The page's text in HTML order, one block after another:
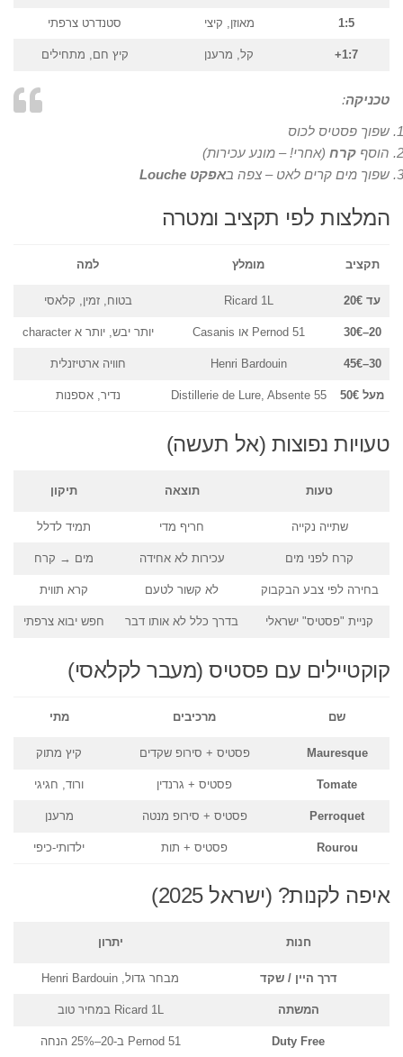
1:5 מאוזן, קיצי סטנדרט צרפתי
1:7+ קל, מרענן קיץ חם, מתחילים
טכניקה:
שפוך פסטיס לכוס
הוסף קרח (אחרי! – מונע עכירות)
שפוך מים קרים לאט – צפה באפקט Louche
המלצות לפי תקציב ומטרה
תקציב מומלץ למה
עד 20€ Ricard 1L בטוח, זמין, קלאסי
20–30€ Pernod 51 או Casanis יותר יבש, יותר א character
30–45€
Henri Bardouin חוויה ארטיזנלית
מעל 50€ Distillerie de Lure, Absente 55 נדיר, אספנות
טעויות נפוצות (אל תעשה)
טעות תוצאה תיקון
שתייה נקייה חריף מדי תמיד לדלל
קרח לפני מים עכירות לא אחידה מים → קרח
בחירה לפי צבע הבקבוק לא קשור לטעם קרא תווית
קניית "פסטיס" ישראלי בדרך כלל לא אותו דבר חפש יבוא צרפתי
קוקטיילים עם פסטיס (מעבר לקלאסי)
שם מרכיבים מתי
Mauresque פסטיס + סירופ שקדים קיץ מתוק
Tomate פסטיס + גרנדין ורוד, חגיגי
Perroquet פסטיס + סירופ מנטה מרענן
Rourou פסטיס + תות ילדותי-כיפי
איפה לקנות? (ישראל 2025)
חנות יתרון
דרך היין / שקד מבחר גדול, Henri Bardouin
המשתה Ricard 1L במחיר טוב
Duty Free Pernod 51 ב-20–25% הנחה